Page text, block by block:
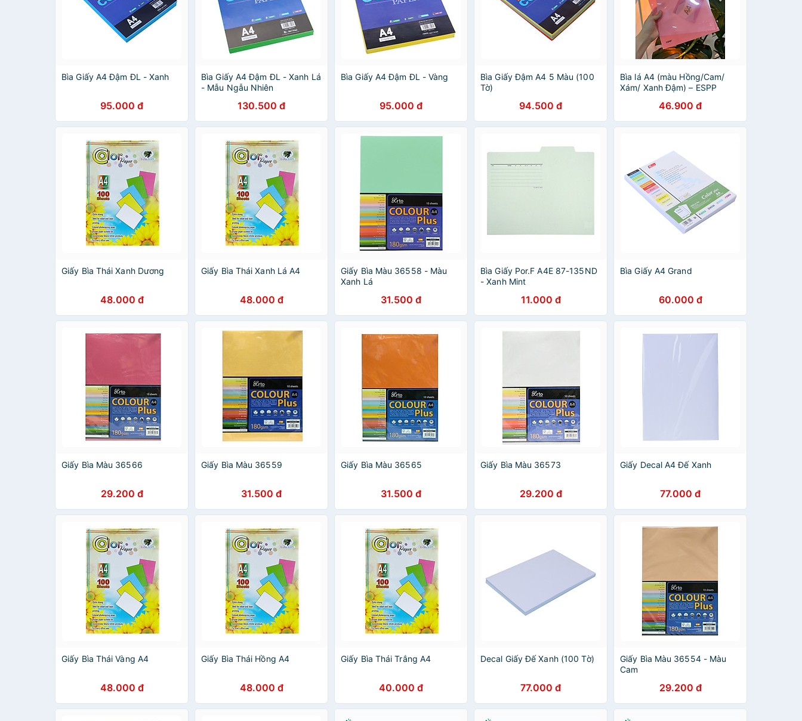
Bìa Giấy A4 Đậm ĐL - Xanh
95.000 đ
Bìa Giấy A4 Đậm ĐL - Xanh Lá
- Mẫu Ngẫu Nhiên
130.500 đ
Bìa Giấy A4 Đậm ĐL - Vàng
95.000 đ
Bìa Giấy Đậm A4 5 Màu (100
Tờ)
94.500 đ
Bìa lá A4 (màu Hồng/Cam/
Xám/ Xanh Đậm) – ESPP
46.900 đ
Giấy Bìa Thái Xanh Dương
48.000 đ
Giấy Bìa Thái Xanh Lá A4
48.000 đ
Giấy Bìa Màu 36558 - Màu
Xanh Lá
31.500 đ
Bìa Giấy Por.F A4E 87-135ND
- Xanh Mint
11.000 đ
Bìa Giấy A4 Grand
60.000 đ
Giấy Bìa Màu 36566
29.200 đ
Giấy Bìa Màu 36559
31.500 đ
Giấy Bìa Màu 36565
31.500 đ
Giấy Bìa Màu 36573
29.200 đ
Giấy Decal A4 Đế Xanh
77.000 đ
Giấy Bìa Thái Vàng A4
48.000 đ
Giấy Bìa Thái Hồng A4
48.000 đ
Giấy Bìa Thái Trắng A4
40.000 đ
Decal Giấy Đế Xanh (100 Tờ)
77.000 đ
Giấy Bìa Màu 36554 - Màu
Cam
29.200 đ